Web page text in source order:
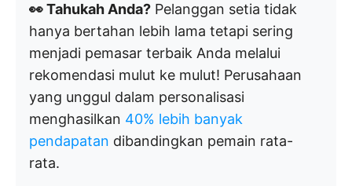
👀 Tahukah Anda? Pelanggan setia tidak
hanya bertahan lebih lama tetapi sering
menjadi pemasar terbaik Anda melalui
rekomendasi mulut ke mulut! Perusahaan
yang unggul dalam personalisasi
menghasilkan 40% lebih banyak
pendapatan dibandingkan pemain rata-
rata.